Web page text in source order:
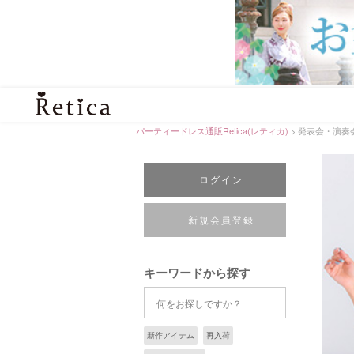
パーティードレス通販Retica(レティカ) 発表会・演奏
ログイン
新規会員登録
キーワードから探す
新作アイテム 再入荷